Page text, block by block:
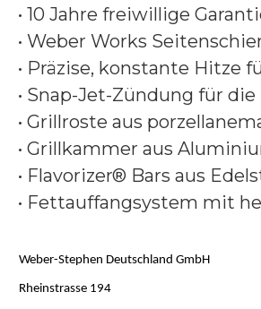
• 10 Jahre freiwillige
• Weber Works
• Präzise, konstante Hitze
• Snap-Jet-Zündung für
• Grillroste aus
• Grillkammer aus
• Flavorizer® Bars aus
• Fettauffangsystem mit
Weber-Stephen Deutschland GmbH
Rheinstrasse 194